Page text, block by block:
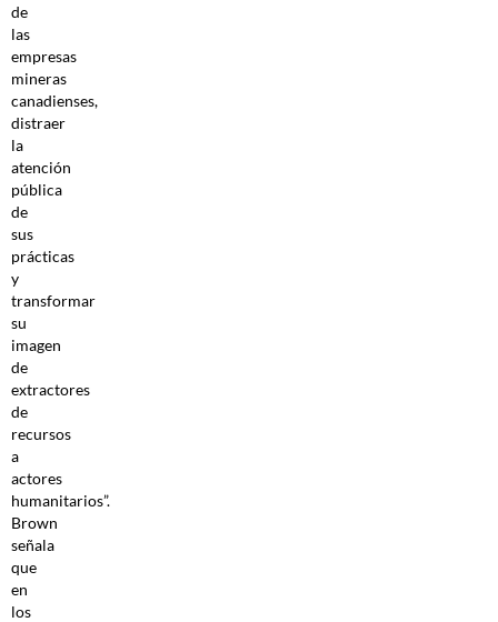
de
las
empresas
mineras
canadienses,
distraer
la
atención
pública
de
sus
prácticas
y
transformar
su
imagen
de
extractores
de
recursos
a
actores
humanitarios”.
Brown
señala
que
en
los